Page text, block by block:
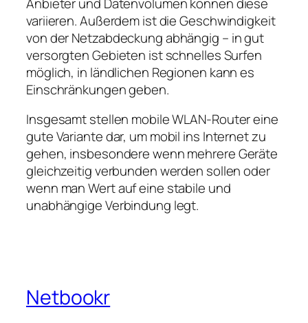
variieren. Außerdem ist die Geschwindigkeit
von der Netzabdeckung abhängig – in gut
versorgten Gebieten ist schnelles Surfen
möglich, in ländlichen Regionen kann es
Einschränkungen geben.
Insgesamt stellen mobile WLAN‑Router eine
gute Variante dar, um mobil ins Internet zu
gehen, insbesondere wenn mehrere Geräte
gleichzeitig verbunden werden sollen oder
wenn man Wert auf eine stabile und
unabhängige Verbindung legt.
Netbookr